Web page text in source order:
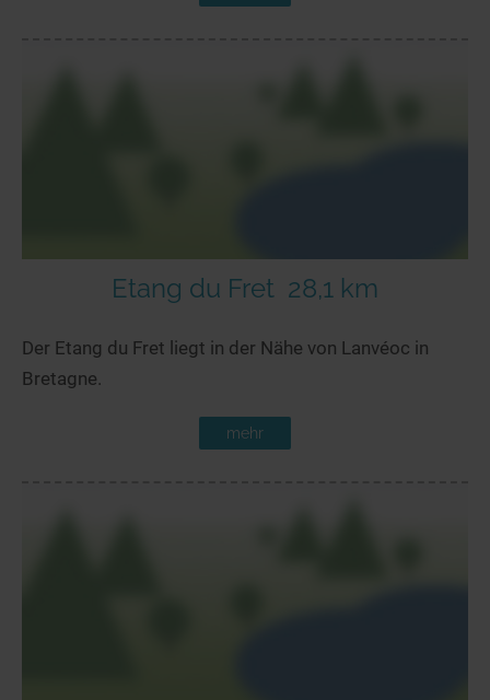
Etang du Fret 28,1 km
Der Etang du Fret liegt in der Nähe von Lanvéoc in
Bretagne.
mehr